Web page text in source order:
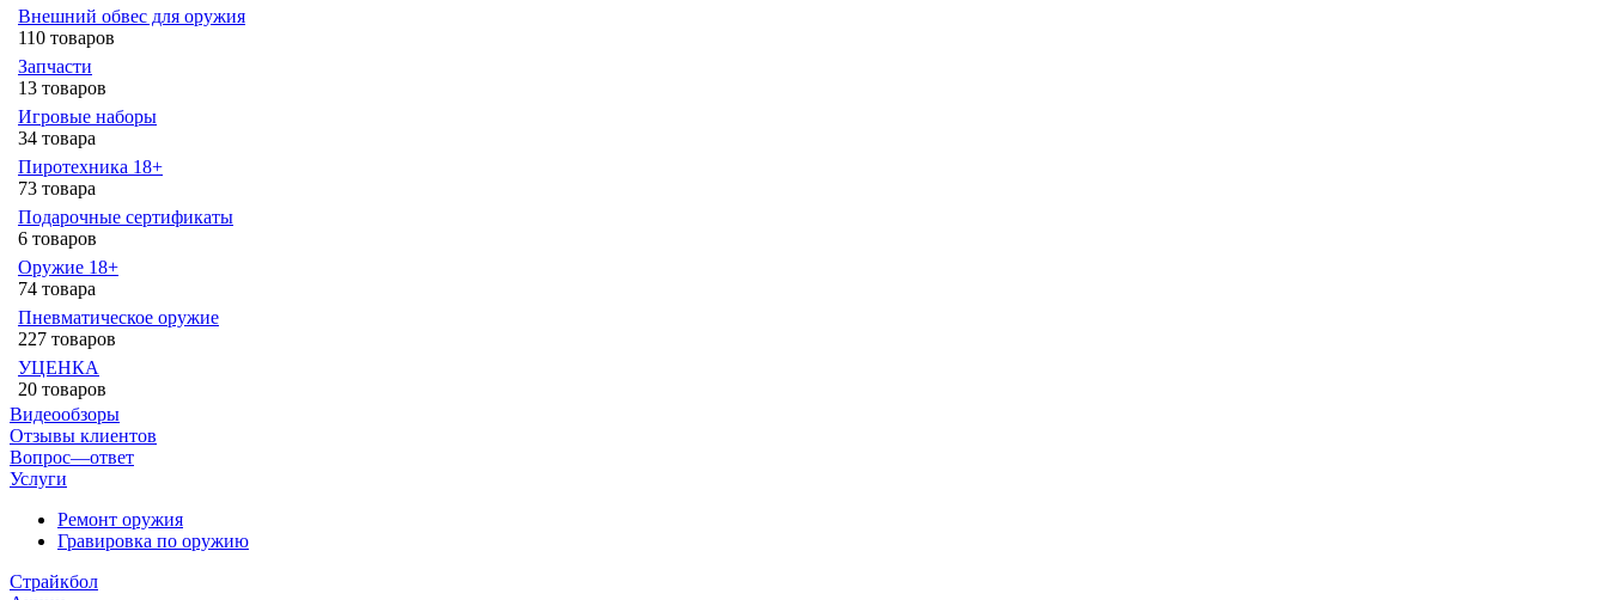
Внешний обвес для оружия
110 товаров
Запчасти
13 товаров
Игровые наборы
34 товара
Пиротехника 18+
73 товара
Подарочные сертификаты
6 товаров
Оружие 18+
74 товара
Пневматическое оружие
227 товаров
УЦЕНКА
20 товаров
Видеообзоры
Отзывы клиентов
Вопрос—ответ
Услуги
Ремонт оружия
Гравировка по оружию
Страйкбол